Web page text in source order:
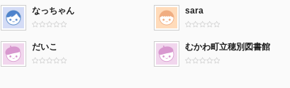
なっちゃん sara
だいこ むかわ町立穂別図書館